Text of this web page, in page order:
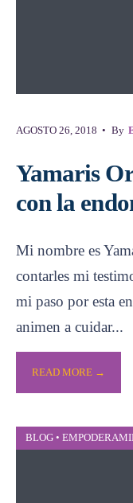
AGOSTO 26, 2018 • By
Yamaris
con la
Mi nombre es
contarles mi
mi paso por esta
animen a cuidar...
READ MORE →
BLOG •